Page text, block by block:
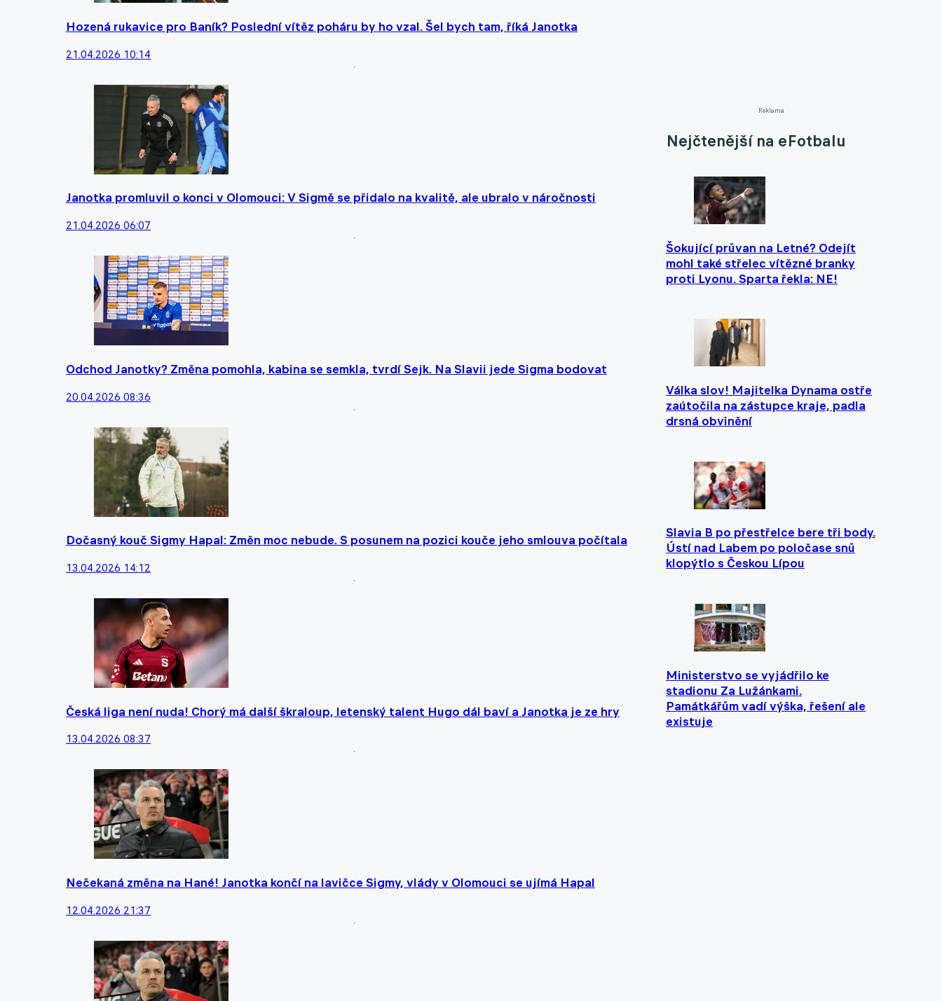
Hozená rukavice pro Baník? Poslední vítěz poháru by ho vzal. Šel bych tam, říká Janotka
21.04.2026 10:14
Janotka promluvil o konci v Olomouci: V Sigmě se přidalo na kvalitě, ale ubralo v náročnosti
21.04.2026 06:07
Odchod Janotky? Změna pomohla, kabina se semkla, tvrdí Sejk. Na Slavii jede Sigma bodovat
20.04.2026 08:36
Dočasný kouč Sigmy Hapal: Změn moc nebude. S posunem na pozici kouče jeho smlouva počítala
13.04.2026 14:12
Česká liga není nuda! Chorý má další škraloup, letenský talent Hugo dál baví a Janotka je ze hry
13.04.2026 08:37
Nečekaná změna na Hané! Janotka končí na lavičce Sigmy, vlády v Olomouci se ujímá Hapal
12.04.2026 21:37
Reklama
Nejčtenější na eFotbalu
Šokující průvan na Letné? Odejít
mohl také střelec vítězné branky
proti Lyonu. Sparta řekla: NE!
Válka slov! Majitelka Dynama ostře
zaútočila na zástupce kraje, padla
drsná obvinění
Slavia B po přestřelce bere tři body.
Ústí nad Labem po poločase snů
klopýtlo s Českou Lípou
Ministerstvo se vyjádřilo ke
stadionu Za Lužánkami.
Památkářům vadí výška, řešení ale
existuje